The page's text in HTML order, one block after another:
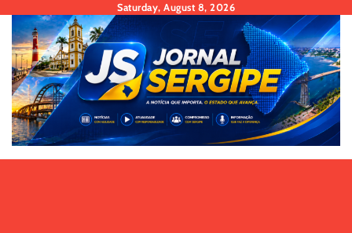
content
Saturday, August 8, 2026